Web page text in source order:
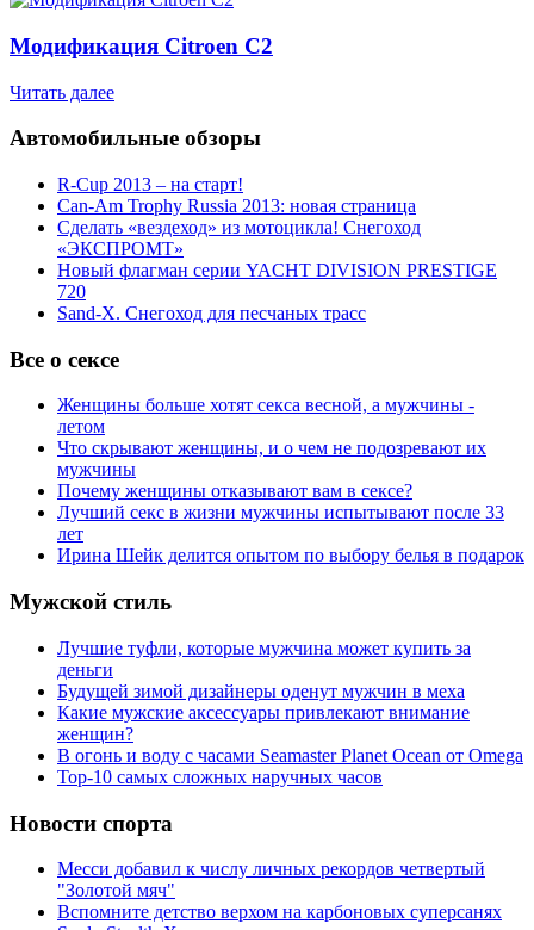
Модификация Citroen С2
Читать далее
Автомобильные обзоры
R-Cup 2013 – на старт!
Can-Am Trophy Russia 2013: новая страница
Сделать «вездеход» из мотоцикла! Снегоход
«ЭКСПРОМТ»
Новый флагман серии YACHT DIVISION PRESTIGE
720
Sand-X. Снегоход для песчаных трасс
Все о сексе
Женщины больше хотят секса весной, а мужчины -
летом
Что скрывают женщины, и о чем не подозревают их
мужчины
Почему женщины отказывают вам в сексе?
Лучший секс в жизни мужчины испытывают после 33
лет
Ирина Шейк делится опытом по выбору белья в подарок
Мужской стиль
Лучшие туфли, которые мужчина может купить за
деньги
Будущей зимой дизайнеры оденут мужчин в меха
Какие мужские аксессуары привлекают внимание
женщин?
В огонь и воду с часами Seamaster Planet Ocean от Omega
Top-10 самых сложных наручных часов
Новости спорта
Месси добавил к числу личных рекордов четвертый
"Золотой мяч"
Вспомните детство верхом на карбоновых суперсанях